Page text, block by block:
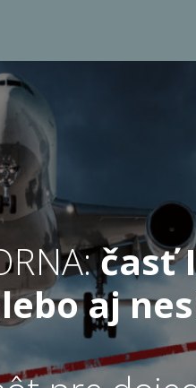
časť
aj